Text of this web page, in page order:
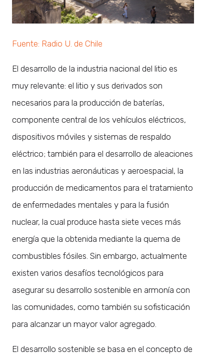
Fuente: Radio U. de Chile
El desarrollo de la industria nacional del litio es
muy relevante: el litio y sus derivados son
necesarios para la producción de baterías,
componente central de los vehículos eléctricos,
dispositivos móviles y sistemas de respaldo
eléctrico; también para el desarrollo de aleaciones
en las industrias aeronáuticas y aeroespacial, la
producción de medicamentos para el tratamiento
de enfermedades mentales y para la fusión
nuclear, la cual produce hasta siete veces más
energía que la obtenida mediante la quema de
combustibles fósiles. Sin embargo, actualmente
existen varios desafíos tecnológicos para
asegurar su desarrollo sostenible en armonía con
las comunidades, como también su sofisticación
para alcanzar un mayor valor agregado.
El desarrollo sostenible se basa en el concepto de